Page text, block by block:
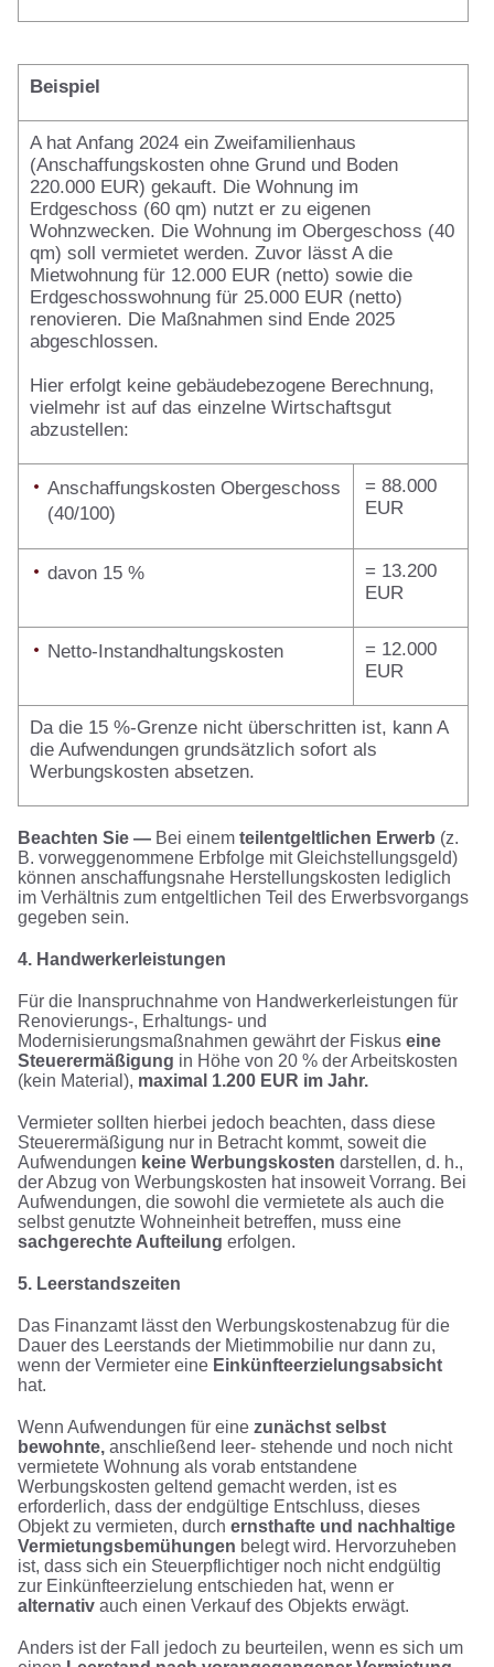
Beispiel
A hat Anfang 2024 ein Zweifamilienhaus
(Anschaffungskosten ohne Grund und Boden
220.000 EUR) gekauft. Die Wohnung im
Erdgeschoss (60 qm) nutzt er zu eigenen
Wohnzwecken. Die Wohnung im Obergeschoss (40
qm) soll vermietet werden. Zuvor lässt A die
Mietwohnung für 12.000 EUR (netto) sowie die
Erdgeschosswohnung für 25.000 EUR (netto)
renovieren. Die Maßnahmen sind Ende 2025
abgeschlossen.
Hier erfolgt keine gebäudebezogene Berechnung,
vielmehr ist auf das einzelne Wirtschaftsgut
abzustellen:
Anschaffungskosten Obergeschoss
(40/100)
= 88.000
EUR
davon 15 %
= 13.200
EUR
Netto-Instandhaltungskosten
= 12.000
EUR
Da die 15 %-Grenze nicht überschritten ist, kann A
die Aufwendungen grundsätzlich sofort als
Werbungskosten absetzen.
Beachten Sie — Bei einem teilentgeltlichen Erwerb (z.
B. vorweggenommene Erbfolge mit Gleichstellungsgeld)
können anschaffungsnahe Herstellungskosten lediglich
im Verhältnis zum entgeltlichen Teil des Erwerbsvorgangs
gegeben sein.
4. Handwerkerleistungen
Für die Inanspruchnahme von Handwerkerleistungen für
Renovierungs-, Erhaltungs- und
Modernisierungsmaßnahmen gewährt der Fiskus eine
Steuerermäßigung in Höhe von 20 % der Arbeitskosten
(kein Material), maximal 1.200 EUR im Jahr.
Vermieter sollten hierbei jedoch beachten, dass diese
Steuerermäßigung nur in Betracht kommt, soweit die
Aufwendungen keine Werbungskosten darstellen, d. h.,
der Abzug von Werbungskosten hat insoweit Vorrang. Bei
Aufwendungen, die sowohl die vermietete als auch die
selbst genutzte Wohneinheit betreffen, muss eine
sachgerechte Aufteilung erfolgen.
5. Leerstandszeiten
Das Finanzamt lässt den Werbungskostenabzug für die
Dauer des Leerstands der Mietimmobilie nur dann zu,
wenn der Vermieter eine Einkünfteerzielungsabsicht
hat.
Wenn Aufwendungen für eine zunächst selbst
bewohnte,anschließend leer- stehende und noch nicht
vermietete Wohnung als vorab entstandene
Werbungskosten geltend gemacht werden, ist es
erforderlich, dass der endgültige Entschluss, dieses
Objekt zu vermieten, durch ernsthafte und nachhaltige
Vermietungsbemühungen belegt wird. Hervorzuheben
ist, dass sich ein Steuerpflichtiger noch nicht endgültig
zur Einkünfteerzielung entschieden hat, wenn er
alternativauch einen Verkauf des Objekts erwägt.
Anders ist der Fall jedoch zu beurteilen, wenn es sich um